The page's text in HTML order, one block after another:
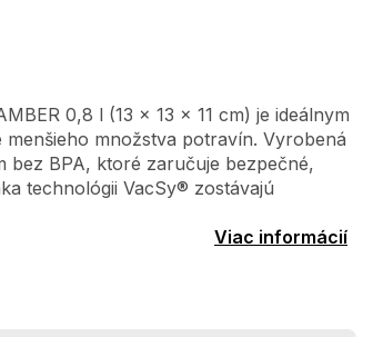
0,8 l (13 x 13 x 11 cm) je ideálnym
množstva potravín. Vyrobená
bez BPA, ktoré zaručuje bezpečné,
technológii VacSy® zostávajú
Viac informácií